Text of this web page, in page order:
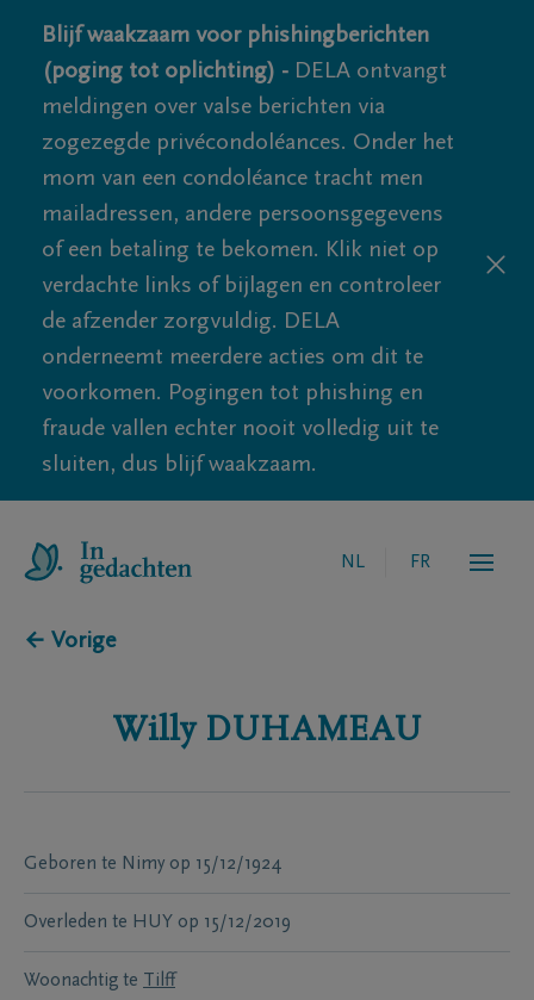
Blijf waakzaam voor phishingberichten
(poging tot oplichting) - DELA ontvangt
meldingen over valse berichten via
zogezegde privécondoléances. Onder het
mom van een condoléance tracht men
mailadressen, andere persoonsgegevens
of een betaling te bekomen. Klik niet op
verdachte links of bijlagen en controleer
de afzender zorgvuldig. DELA
onderneemt meerdere acties om dit te
voorkomen. Pogingen tot phishing en
fraude vallen echter nooit volledig uit te
sluiten, dus blijf waakzaam.
NL FR
← Vorige
Willy DUHAMEAU
Geboren te Nimy op 15/12/1924
Overleden te HUY op 15/12/2019
Woonachtig te Tilff